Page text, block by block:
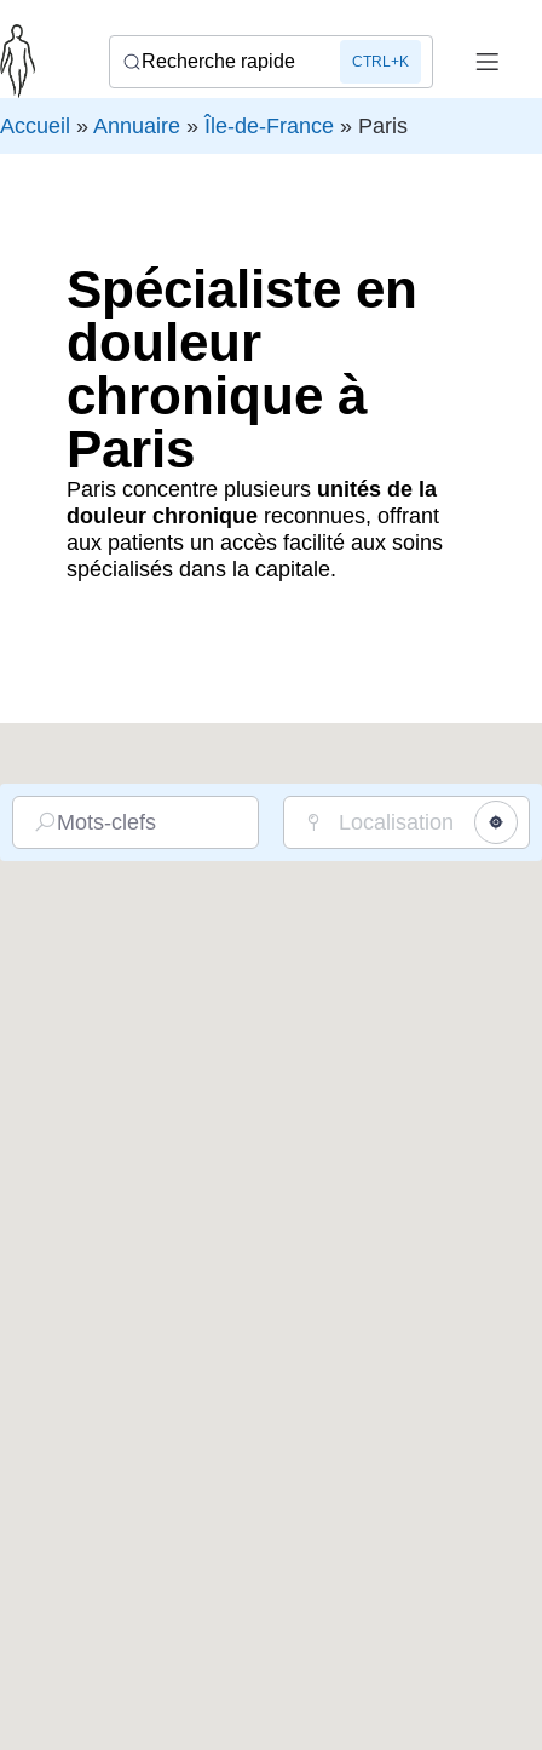
Recherche rapide CTRL+K
Accueil » Annuaire » Île-de-France » Paris
Spécialiste en
douleur
chronique à
Paris
Paris concentre plusieurs unités de la
douleur chronique reconnues, offrant
aux patients un accès facilité aux soins
spécialisés dans la capitale.
Mots-clefs